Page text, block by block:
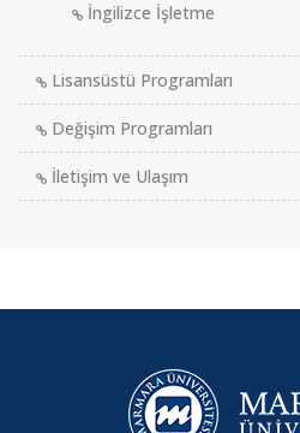
İngilizce İşletme
Lisansüstü Programları
Değişim Programları
İletişim ve Ulaşım